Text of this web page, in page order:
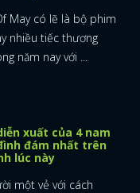
May có lẽ là bộ phim
nhiều tiếc thương
năm nay với ...
xuất của 4 nam
đám nhất trên
lúc này
một vẻ với cách